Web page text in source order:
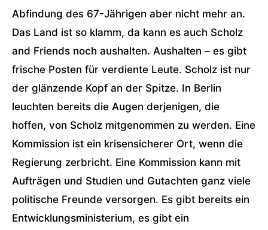
Abfindung des 67-Jährigen aber nicht mehr an.
Das Land ist so klamm, da kann es auch Scholz
and Friends noch aushalten. Aushalten – es gibt
frische Posten für verdiente Leute. Scholz ist nur
der glänzende Kopf an der Spitze. In Berlin
leuchten bereits die Augen derjenigen, die
hoffen, von Scholz mitgenommen zu werden. Eine
Kommission ist ein krisensicherer Ort, wenn die
Regierung zerbricht. Eine Kommission kann mit
Aufträgen und Studien und Gutachten ganz viele
politische Freunde versorgen. Es gibt bereits ein
Entwicklungsministerium, es gibt ein